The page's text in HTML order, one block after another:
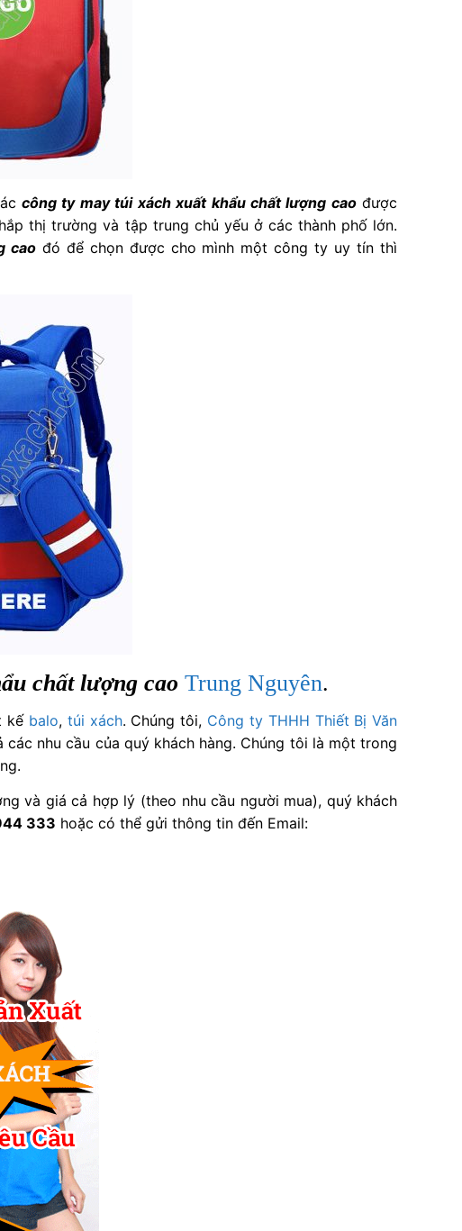
công ty may túi xách xuất khẩu chất lượng caođược
thị trường và tập trung chủ yếu ở các thành phố lớn.
caođó để chọn được cho mình một công ty uy tín thì
chất lượng cao Trung Nguyên.
kế balo, túi xách. Chúng tôi, Công ty THHH Thiết Bị Văn
nhu cầu của quý khách hàng. Chúng tôi là một trong
và giá cả hợp lý (theo nhu cầu người mua), quý khách
333 hoặc có thể gửi thông tin đến Email: